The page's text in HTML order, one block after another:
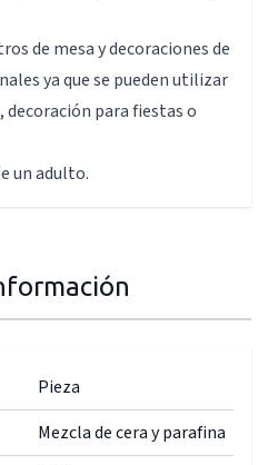
de mesa y decoraciones de
ya que se pueden utilizar
para fiestas o
un adulto.
Pieza
Mezcla de cera y parafina